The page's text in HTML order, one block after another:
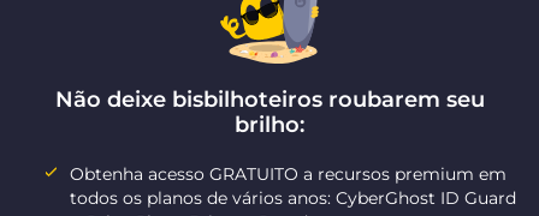
Não deixe bisbilhoteiros roubarem seu
brilho:
Obtenha acesso GRATUITO a recursos premium em
todos os planos de vários anos: CyberGhost ID Guard